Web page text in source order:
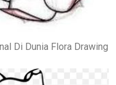
Di Dunia Flora Drawing